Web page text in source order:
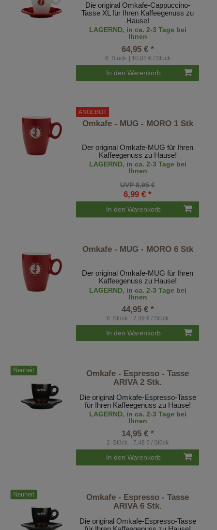
Die original Omkafe-Cappuccino-
Tasse XL für Ihren Kaffeegenuss zu
Hause!
LAGERND, in ca. 2-3 Tage bei
Ihnen
64,95 € *
6 Stück | 10,82 € / Stück
In den Warenkorb
ANGEBOT
Omkafe - MUG - MORO 1 Stk
Der original Omkafe-MUG für Ihren
Kaffeegenuss zu Hause!
LAGERND, in ca. 2-3 Tage bei
Ihnen
UVP 8,95 €
6,99 € *
In den Warenkorb
Omkafe - MUG - MORO 6 Stk
Der original Omkafe-MUG für Ihren
Kaffeegenuss zu Hause!
LAGERND, in ca. 2-3 Tage bei
Ihnen
44,95 € *
6 Stück | 7,49 € / Stück
In den Warenkorb
Neuheit
Omkafe - Espresso - Tasse
ARIVA 2 Stk.
Die original Omkafe-Espresso-Tasse
für Ihren Kaffeegenuss zu Hause!
LAGERND, in ca. 2-3 Tage bei
Ihnen
14,95 € *
2 Stück | 7,48 € / Stück
In den Warenkorb
Neuheit
Omkafe - Espresso - Tasse
ARIVA 6 Stk.
Die original Omkafe-Espresso-Tasse